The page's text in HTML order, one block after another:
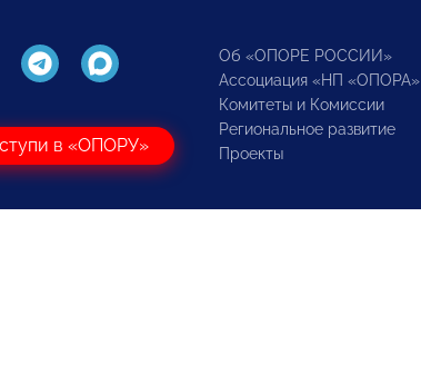
в «ОПОРУ»
Об «ОПОРЕ РОССИИ»
Ассоциация «НП «ОПОРА»
Комитеты и Комиссии
Региональное развитие
Проекты